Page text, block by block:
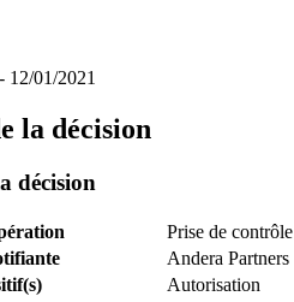
12/01/2021
la décision
décision
Prise de contrôle
Andera Partners
Autorisation